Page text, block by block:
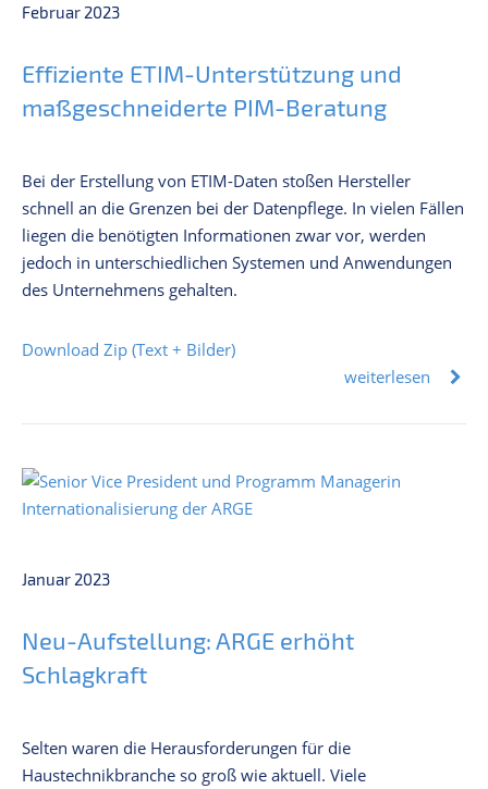
Februar 2023
Effiziente ETIM-Unterstützung und
maßgeschneiderte PIM-Beratung
Bei der Erstellung von ETIM-Daten stoßen Hersteller
schnell an die Grenzen bei der Datenpflege. In vielen Fällen
liegen die benötigten Informationen zwar vor, werden
jedoch in unterschiedlichen Systemen und Anwendungen
des Unternehmens gehalten.
Download Zip (Text + Bilder)
weiterlesen
Januar 2023
Neu-Aufstellung: ARGE erhöht
Schlagkraft
Selten waren die Herausforderungen für die
Haustechnikbranche so groß wie aktuell. Viele